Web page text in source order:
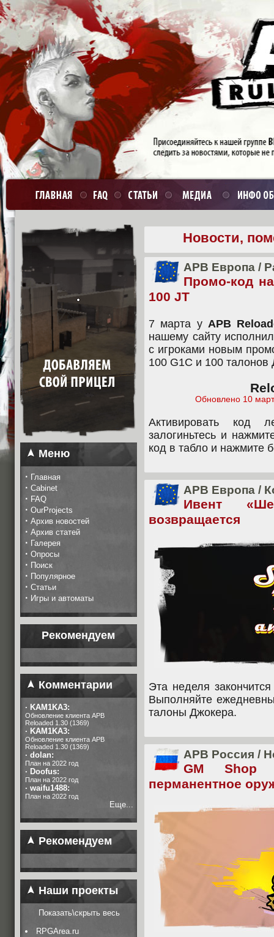
Меню
· Главная
· Cabinet
· FAQ
· OurProjects
· Архив новостей
· Архив статей
· Галерея
· Опросы
· Поиск
· Популярное
· Статьи
· Игры и автоматы
Рекомендуем
Комментарии
· KAM1KA3:
Обновление клиента APB
Reloaded 1.30 (1369)
· KAM1KA3:
Обновление клиента APB
Reloaded 1.30 (1369)
· dolan:
План на 2022 год
· Doofus:
План на 2022 год
· waifu1488:
План на 2022 год
Еще...
Рекомендуем
Наши проекты
Показать\скрыть весь
RPGArea.ru
Новости,
APB Европа /
Промо-код
100 JT
7 марта у APB
нашему сайту
с игроками новым
100 G1C и 100 талонов
Обновлено 10
Активировать код
залогиньтесь и
код в табло и нажмите
APB Европа /
Ивент
возвращается
Эта неделя
Выполняйте
талоны Джокера.
APB Россия /
GM
перманентное